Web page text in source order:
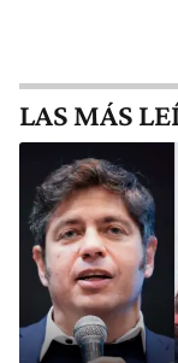
LAS MÁS